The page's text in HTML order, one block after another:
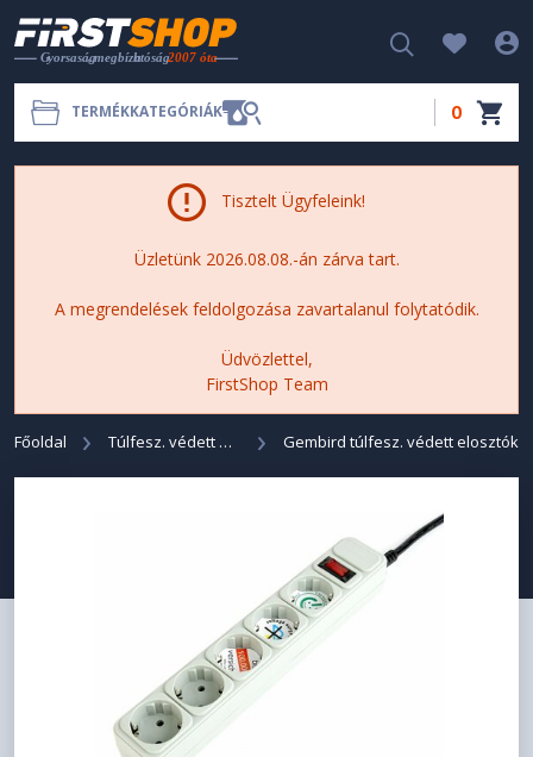
TERMÉKKATEGÓRIÁK 0
Tisztelt Ügyfeleink!
Üzletünk 2026.08.08.-án zárva tart.
A megrendelések feldolgozása zavartalanul folytatódik.
Üdvözlettel,
FirstShop Team
Főoldal Túlfesz. védett elosztók Gembird túlfesz. védett elosztók